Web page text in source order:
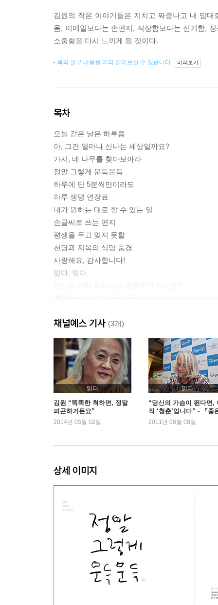
김원의 작은 이야기들은 지치고 짜증나고 내 맘대
움, 이메일보다는 손편지, 식상함보다는 신기함,
소중함을 다시 느끼게 될 것이다.
책의 일부 내용을 미리 읽어보실 수 있습니다. 미리보기
목차
오늘 같은 날은 하루쯤
아, 그건 얼마나 신나는 세상일까요?
가서, 네 나무를 찾아보아라
정말 그렇게 문득문득
하루에 단 5분씩만이라도
하루 생명 연장료
내가 원하는 대로 할 수 있는 일
손글씨로 쓰는 편지
평생을 두고 잊지 못할
천당과 지옥의 식당 풍경
사랑해요, 감사합니다!
잃다, 잊다
‘행복하신가요?’라는 질문
내 인생의 친구들 | 고맙고 사랑스럽고 든든한
지구라는 이름의 푸른 점 위에서
경건한 고마움
이 세상에서 가장 쉬운 일
나무 위로 올라간 스물네 살짜리 처녀
청춘에 대한 정의
봄, 들판에 서서
하나가 생기면, 하나를 버린다
올림픽 체조경기장에서 만나기로 해요!
내 인생의 보물 | 인도의 고대 유물 두 점을, 손에 넣
거울 속의 나와 인사하기
술이 반병쯤 남아 있는 술병
햄릿과 돈키호테
즐겁고 신나는 뒷북 행진곡
나는 누구인가
바람과 햇살의 이야기
채널예스 기사 (3개)
읽다
김원 “똑똑한 척하면, 정말
피곤하거든요”
2014년 05월 02일
읽다
“당신의 가슴이 뛴다면,
직 ‘청춘’입니다” - 『좋
건 사라지지 않아요』
2011년 08월 08일
상세 이미지